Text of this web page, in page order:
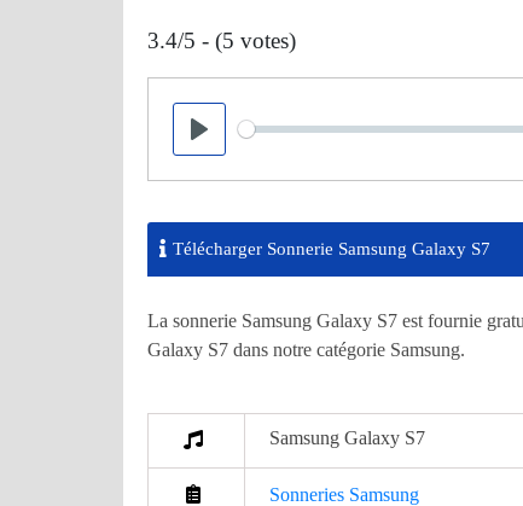
3.4/5 - (5 votes)
Play
Seek
Télécharger Sonnerie Samsung Galaxy S7
La sonnerie Samsung Galaxy S7 est fournie
Galaxy S7 dans notre catégorie Samsung.
Samsung Galaxy S7
Sonneries Samsung